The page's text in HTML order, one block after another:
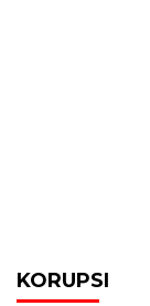
KORUPSI